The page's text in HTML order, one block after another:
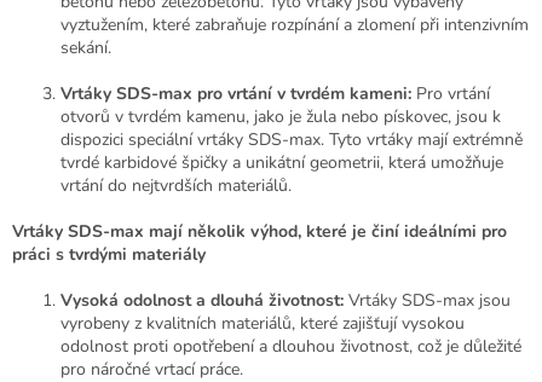
vyztužením, které zabraňuje rozpínání a zlomení při intenzivním
sekání.
Vrtáky SDS-max pro vrtání v tvrdém kameni: Pro vrtání
otvorů v tvrdém kamenu, jako je žula nebo pískovec, jsou k
dispozici speciální vrtáky SDS-max. Tyto vrtáky mají extrémně
tvrdé karbidové špičky a unikátní geometrii, která umožňuje
vrtání do nejtvrdších materiálů.
Vrtáky SDS-max mají několik výhod, které je činí ideálními pro
práci s tvrdými materiály
Vysoká odolnost a dlouhá životnost: Vrtáky SDS-max jsou
vyrobeny z kvalitních materiálů, které zajišťují vysokou
odolnost proti opotřebení a dlouhou životnost, což je důležité
pro náročné vrtací práce.